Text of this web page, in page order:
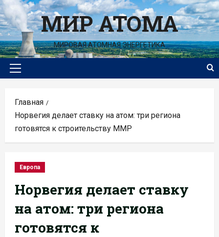
Перейти
к
содержимомуМИР АТОМА
МИРОВАЯ АТОМНАЯ ЭНЕРГЕТИКА
Основное
Главная
Норвегия делает ставку на атом: три региона
готовятся к строительству ММР
Европа
Норвегия делает ставку
на атом: три региона
готовятся к